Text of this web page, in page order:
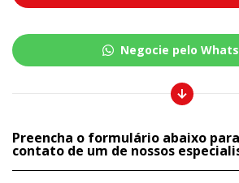
Negocie pelo
Preencha o formulário abaixo
contato de um de nossos